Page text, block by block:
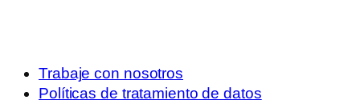
Trabaje con nosotros
Políticas de tratamiento de datos